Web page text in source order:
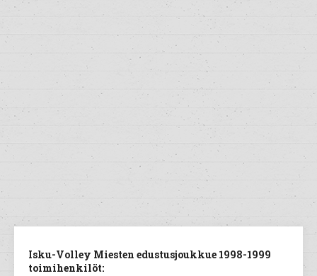
Isku-Volley Miesten edustusjoukkue 1998-1999
toimihenkilöt: